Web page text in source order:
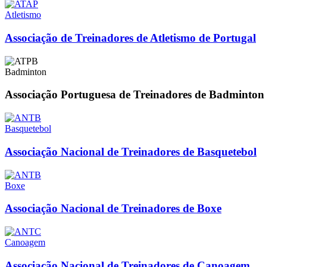
Atletismo
Associação de Treinadores de Atletismo de Portugal
Badminton
Associação Portuguesa de Treinadores de Badminton
Basquetebol
Associação Nacional de Treinadores de Basquetebol
Boxe
Associação Nacional de Treinadores de Boxe
Canoagem